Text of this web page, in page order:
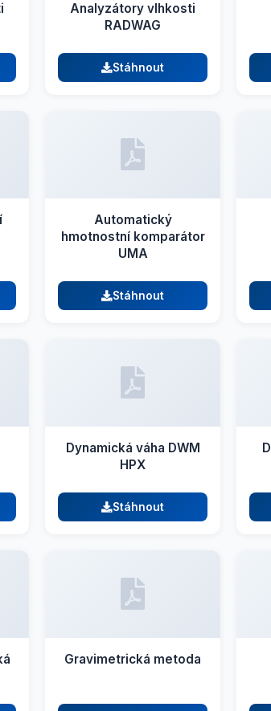
Analyzátory vlhkosti
RADWAG
Stáhnout
Automatický
hmotnostní komparátor
UMA
Stáhnout
Dynamická váha DWM
HPX
Stáhnout
Gravimetrická metoda